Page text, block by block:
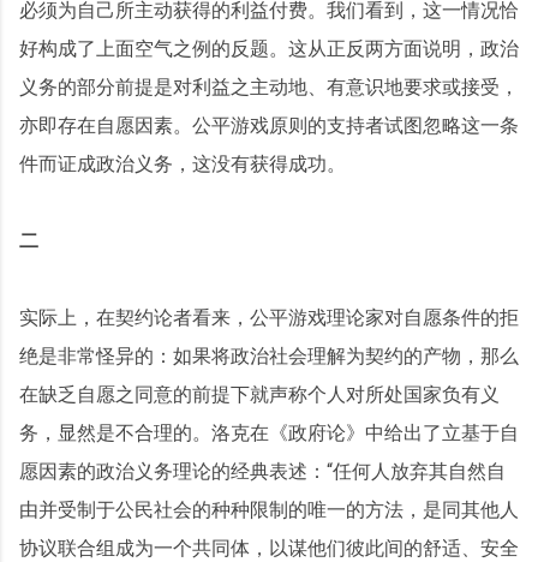
必须为自己所主动获得的利益付费。我们看到，这一情况恰
好构成了上面空气之例的反题。这从正反两方面说明，政治
义务的部分前提是对利益之主动地、有意识地要求或接受，
亦即存在自愿因素。公平游戏原则的支持者试图忽略这一条
件而证成政治义务，这没有获得成功。
二
实际上，在契约论者看来，公平游戏理论家对自愿条件的拒
绝是非常怪异的：如果将政治社会理解为契约的产物，那么
在缺乏自愿之同意的前提下就声称个人对所处国家负有义
务，显然是不合理的。洛克在《政府论》中给出了立基于自
愿因素的政治义务理论的经典表述：“任何人放弃其自然自
由并受制于公民社会的种种限制的唯一的方法，是同其他人
协议联合组成为一个共同体，以谋他们彼此间的舒适、安全